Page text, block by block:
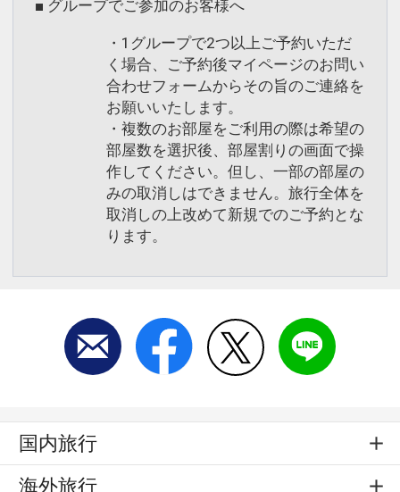
■ グループでご参加のお客様へ
・1グループで2つ以上ご予約いただ
く場合、ご予約後マイページのお問い
合わせフォームからその旨のご連絡を
お願いいたします。
・複数のお部屋をご利用の際は希望の
部屋数を選択後、部屋割りの画面で操
作してください。但し、一部の部屋の
みの取消しはできません。旅行全体を
取消しの上改めて新規でのご予約とな
ります。
国内旅行
海外旅行